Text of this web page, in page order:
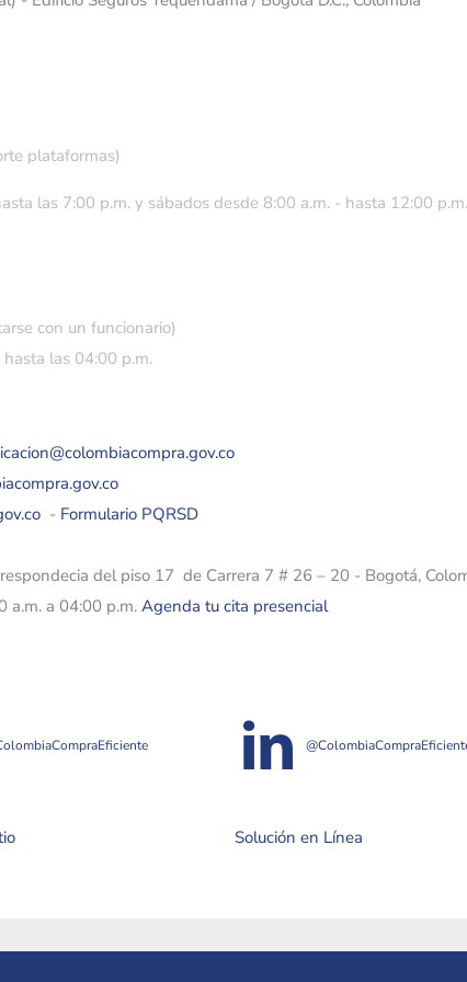
plataformas)
las 7:00 p.m. y sábados desde 8:00 a.m. - hasta 12:00 p.m.
con un funcionario)
las 04:00 p.m.
- Formulario PQRSD
del piso 17 de Carrera 7 # 26 – 20 - Bogotá,
a.m. a 04:00 p.m. Agenda tu cita presencial
Solución en Línea